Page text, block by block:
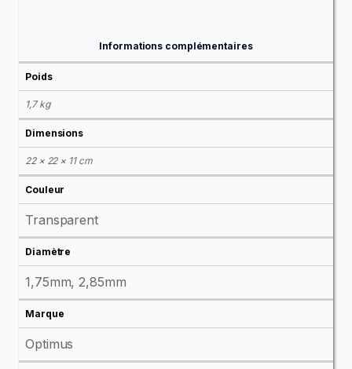
Informations complémentaires
Poids
1,7 kg
Dimensions
22 × 22 × 11 cm
Couleur
Transparent
Diamètre
1,75mm, 2,85mm
Marque
Optimus